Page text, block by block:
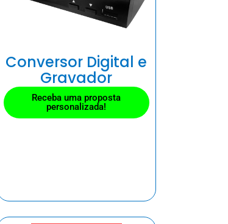
Conversor Digital e
Gravador
Receba uma proposta
personalizada!